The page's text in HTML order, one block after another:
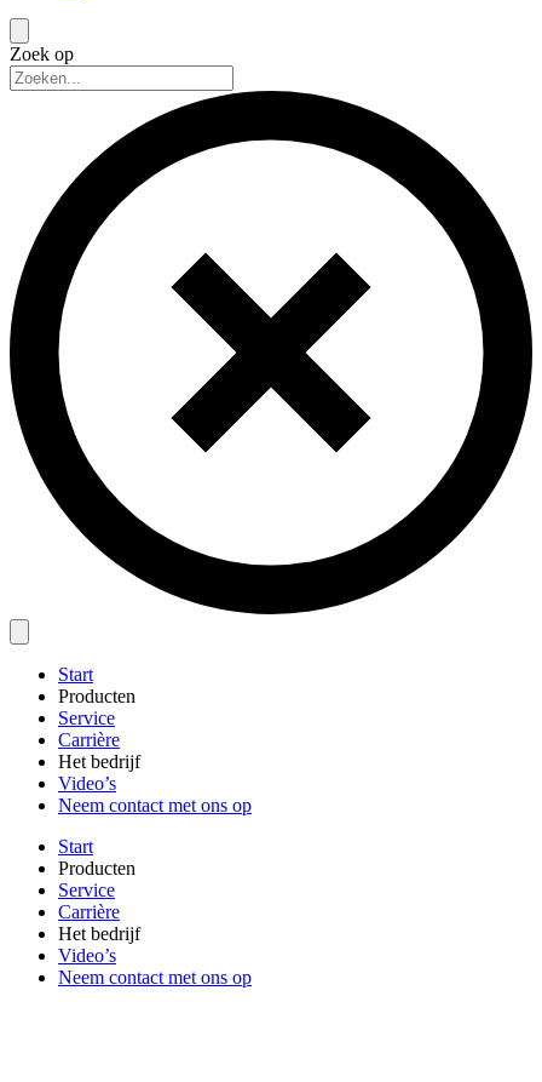
Zoek op
Start
Producten
Service
Carrière
Het bedrijf
Video’s
Neem contact met ons op
Start
Producten
Service
Carrière
Het bedrijf
Video’s
Neem contact met ons op